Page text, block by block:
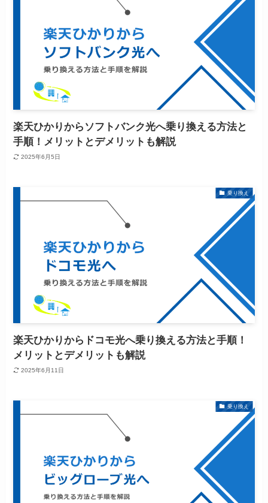
楽天ひかりからソフトバンク光へ乗り換える方法と
手順！メリットとデメリットも解説
2025年6月5日
乗り換え
楽天ひかりからドコモ光へ乗り換える方法と手順！
メリットとデメリットも解説
2025年6月11日
乗り換え